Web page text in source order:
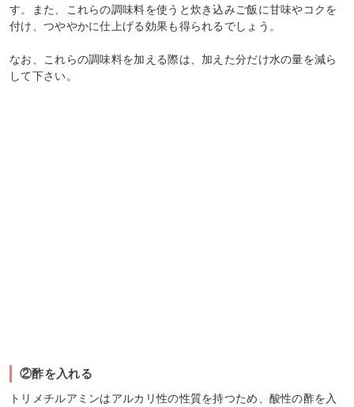
す。また、これらの調味料を使うと炊き込みご飯に甘味やコクを
付け、つややかに仕上げる効果も得られるでしょう。
なお、これらの調味料を加える際は、加えた分だけ水の量を減ら
して下さい。
②酢を入れる
トリメチルアミンはアルカリ性の性質を持つため、酸性の酢を入